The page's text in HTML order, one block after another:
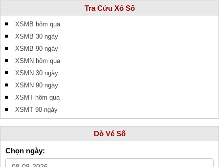
Tra Cứu Xổ Số
XSMB hôm qua
XSMB 30 ngày
XSMB 90 ngày
XSMN hôm qua
XSMN 30 ngày
XSMN 90 ngày
XSMT hôm qua
XSMT 90 ngày
Dò Vé Số
Chọn ngày: